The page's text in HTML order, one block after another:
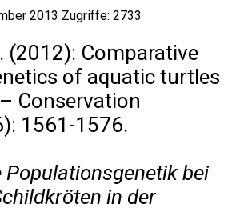
2013 Zugriffe: 2733
(2012): Comparative
of aquatic turtles
Conservation
1561-1576.
Populationsgenetik bei
in der